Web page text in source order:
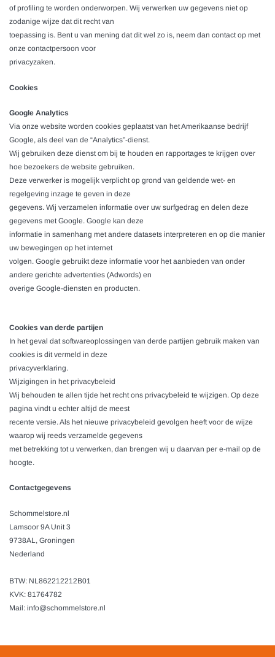
of profiling te worden onderworpen. Wij verwerken uw gegevens niet op
zodanige wijze dat dit recht van
toepassing is. Bent u van mening dat dit wel zo is, neem dan contact op met
onze contactpersoon voor
privacyzaken.
Cookies
Google Analytics
Via onze website worden cookies geplaatst van het Amerikaanse bedrijf
Google, als deel van de “Analytics”-dienst.
Wij gebruiken deze dienst om bij te houden en rapportages te krijgen over
hoe bezoekers de website gebruiken.
Deze verwerker is mogelijk verplicht op grond van geldende wet- en
regelgeving inzage te geven in deze
gegevens. Wij verzamelen informatie over uw surfgedrag en delen deze
gegevens met Google. Google kan deze
informatie in samenhang met andere datasets interpreteren en op die manier
uw bewegingen op het internet
volgen. Google gebruikt deze informatie voor het aanbieden van onder
andere gerichte advertenties (Adwords) en
overige Google-diensten en producten.
Cookies van derde partijen
In het geval dat softwareoplossingen van derde partijen gebruik maken van
cookies is dit vermeld in deze
privacyverklaring.
Wijzigingen in het privacybeleid
Wij behouden te allen tijde het recht ons privacybeleid te wijzigen. Op deze
pagina vindt u echter altijd de meest
recente versie. Als het nieuwe privacybeleid gevolgen heeft voor de wijze
waarop wij reeds verzamelde gegevens
met betrekking tot u verwerken, dan brengen wij u daarvan per e-mail op de
hoogte.
Contactgegevens
Schommelstore.nl
Lamsoor 9A Unit 3
9738AL, Groningen
Nederland
BTW: NL862212212B01
KVK: 81764782
Mail: info@schommelstore.nl